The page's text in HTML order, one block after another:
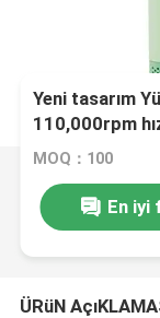
Yeni tasarım
110,000rpm
MOQ：100
En iyi
ÜRüN